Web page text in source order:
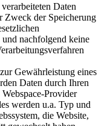
Daten
Zweck der Speicherung
nachfolgend keine
Gewährleistung eines
Daten durch Ihren
Provider
werden u.a. Typ und
die Website,